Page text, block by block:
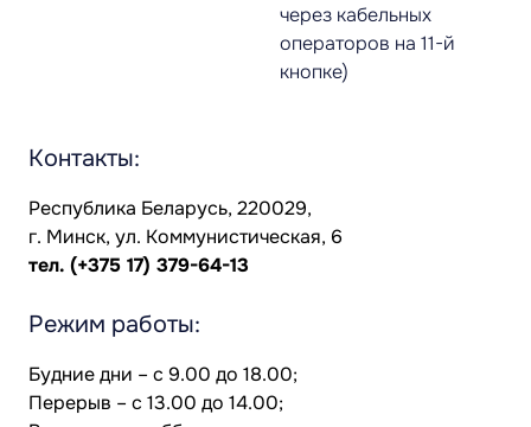
через кабельных
операторов на 11-й
кнопке)
Контакты:
Республика Беларусь, 220029,
г. Минск, ул. Коммунистическая, 6
тел. (+375 17) 379-64-13
Режим работы:
Будние дни – с 9.00 до 18.00;
Перерыв – с 13.00 до 14.00;